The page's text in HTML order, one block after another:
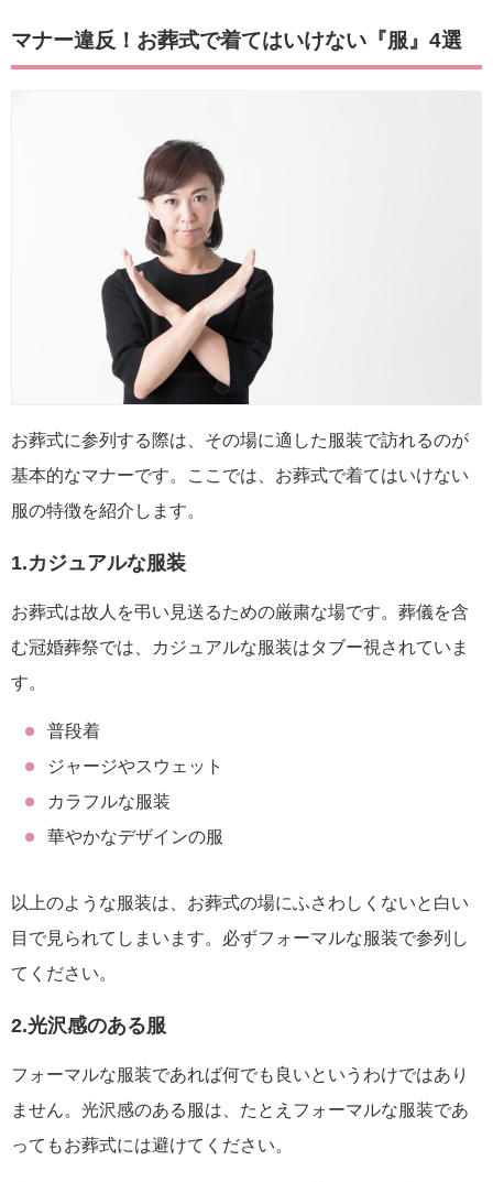
マナー違反！お葬式で着てはいけない『服』4選
お葬式に参列する際は、その場に適した服装で訪れるのが
基本的なマナーです。ここでは、お葬式で着てはいけない
服の特徴を紹介します。
1.カジュアルな服装
お葬式は故人を弔い見送るための厳粛な場です。葬儀を含
む冠婚葬祭では、カジュアルな服装はタブー視されていま
す。
普段着
ジャージやスウェット
カラフルな服装
華やかなデザインの服
以上のような服装は、お葬式の場にふさわしくないと白い
目で見られてしまいます。必ずフォーマルな服装で参列し
てください。
2.光沢感のある服
フォーマルな服装であれば何でも良いというわけではあり
ません。光沢感のある服は、たとえフォーマルな服装であ
ってもお葬式には避けてください。